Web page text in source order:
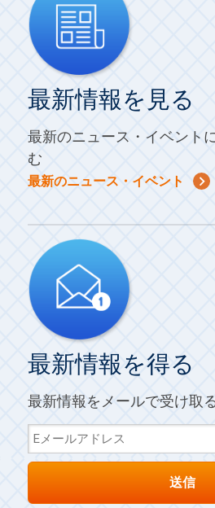
最新情報を見る
最新のニュース・イベント
む
最新のニュース・イベント
最新情報を得る
最新情報をメールで受け取